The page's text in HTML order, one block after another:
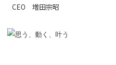
CEO 増田宗昭